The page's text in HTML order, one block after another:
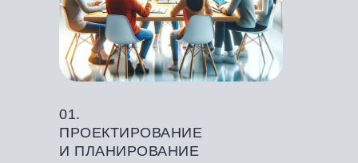
01.
ПРОЕКТИРОВАНИЕ
И ПЛАНИРОВАНИЕ